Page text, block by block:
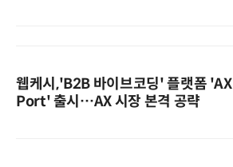
웹케시,'B2B 바이브코딩' 플랫폼 'AX
Port' 출시…AX 시장 본격 공략